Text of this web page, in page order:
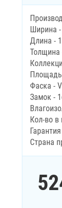
Ширина
Длина -
Фаска -
Замок -
Кол-во в
Страна